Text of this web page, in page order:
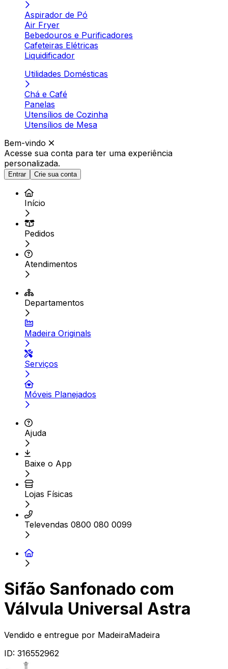
Aspirador de Pó
Air Fryer
Bebedouros e Purificadores
Cafeteiras Elétricas
Liquidificador
Utilidades Domésticas
Chá e Café
Panelas
Utensílios de Cozinha
Utensílios de Mesa
Bem-vindo
Acesse sua conta para ter uma experiência
personalizada.
Entrar Crie sua conta
Início
Pedidos
Atendimentos
Departamentos
Madeira Originals
Serviços
Móveis Planejados
Ajuda
Baixe o App
Lojas Físicas
Televendas 0800 080 0099
Sifão Sanfonado com
Válvula Universal Astra
Vendido e entregue por MadeiraMadeira
ID: 316552962